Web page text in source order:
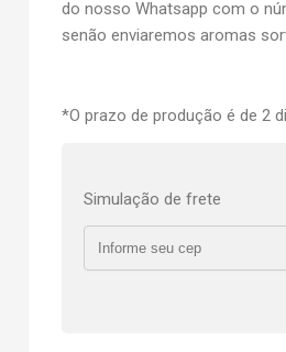
do nosso Whatsapp com o
senão enviaremos aromas
*O prazo de produção é de 2
Simulação de frete